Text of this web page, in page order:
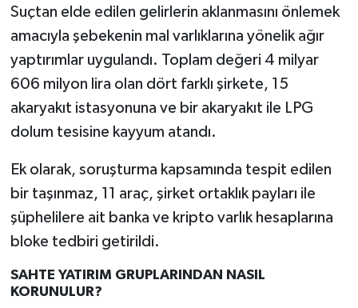
Suçtan elde edilen gelirlerin aklanmasını önlemek
amacıyla şebekenin mal varlıklarına yönelik ağır
yaptırımlar uygulandı. Toplam değeri 4 milyar
606 milyon lira olan dört farklı şirkete, 15
akaryakıt istasyonuna ve bir akaryakıt ile LPG
dolum tesisine kayyum atandı.
Ek olarak, soruşturma kapsamında tespit edilen
bir taşınmaz, 11 araç, şirket ortaklık payları ile
şüphelilere ait banka ve kripto varlık hesaplarına
bloke tedbiri getirildi.
SAHTE YATIRIM GRUPLARINDAN NASIL
KORUNULUR?